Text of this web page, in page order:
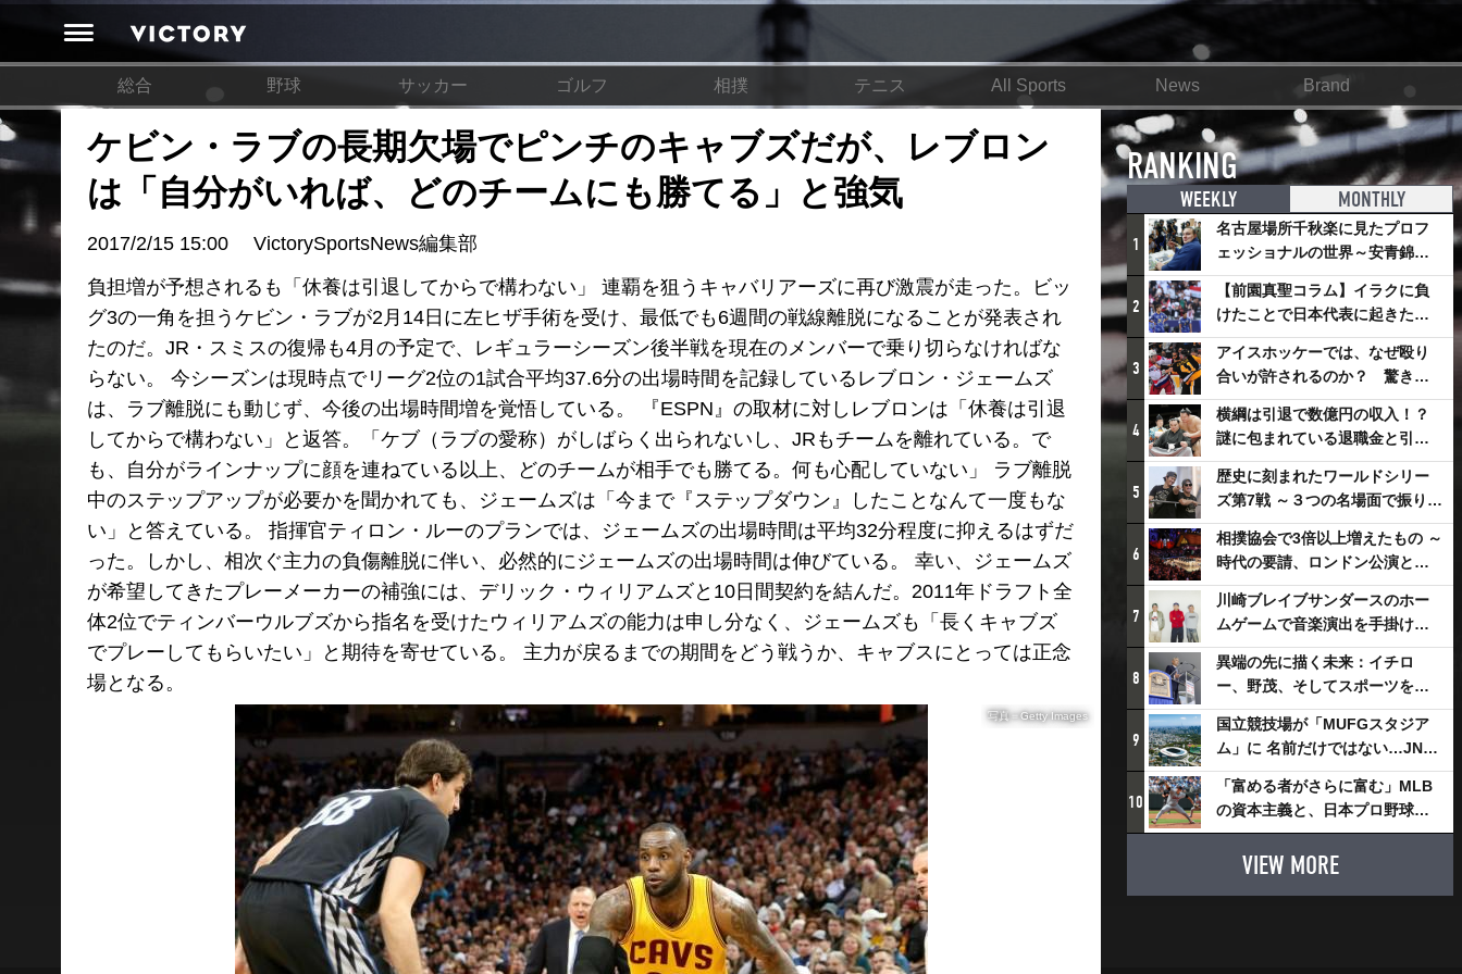
総合 野球 サッカー ゴルフ 相撲 テニス All Sports News Brand
ケビン・ラブの長期欠場でピンチのキャブズだが、レブロン
は「自分がいれば、どのチームにも勝てる」と強気
2017/2/15 15:00
VictorySportsNews編集部
負担増が予想されるも「休養は引退してからで構わない」 連覇を狙うキャバリアーズに再び激震が走った。ビッ
グ3の一角を担うケビン・ラブが2月14日に左ヒザ手術を受け、最低でも6週間の戦線離脱になることが発表され
たのだ。JR・スミスの復帰も4月の予定で、レギュラーシーズン後半戦を現在のメンバーで乗り切らなければな
らない。 今シーズンは現時点でリーグ2位の1試合平均37.6分の出場時間を記録しているレブロン・ジェームズ
は、ラブ離脱にも動じず、今後の出場時間増を覚悟している。 『ESPN』の取材に対しレブロンは「休養は引退
してからで構わない」と返答。「ケブ（ラブの愛称）がしばらく出られないし、JRもチームを離れている。で
も、自分がラインナップに顔を連ねている以上、どのチームが相手でも勝てる。何も心配していない」 ラブ離脱
中のステップアップが必要かを聞かれても、ジェームズは「今まで『ステップダウン』したことなんて一度もな
い」と答えている。 指揮官ティロン・ルーのプランでは、ジェームズの出場時間は平均32分程度に抑えるはずだ
った。しかし、相次ぐ主力の負傷離脱に伴い、必然的にジェームズの出場時間は伸びている。 幸い、ジェームズ
が希望してきたプレーメーカーの補強には、デリック・ウィリアムズと10日間契約を結んだ。2011年ドラフト全
体2位でティンバーウルブズから指名を受けたウィリアムズの能力は申し分なく、ジェームズも「長くキャブズ
でプレーしてもらいたい」と期待を寄せている。 主力が戻るまでの期間をどう戦うか、キャブスにとっては正念
場となる。
写真＝Getty Images
RANKING
WEEKLY MONTHLY
1
名古屋場所千秋楽に見たプロフ
ェッショナルの世界～安青錦の
優勝を巡るさまざまなドラマ
2
【前園真聖コラム】イラクに負
けたことで日本代表に起きたプ
ラスとは
3
アイスホッケーでは、なぜ殴り
合いが許されるのか？ 驚きの
「ファイティング」ルールにつ
いて
4
横綱は引退で数億円の収入！？
謎に包まれている退職金と引退
相撲興行
5
歴史に刻まれたワールドシリー
ズ第7戦 ～３つの名場面で振り返
る～
6
相撲協会で3倍以上増えたもの ～
時代の要請、ロンドン公演と古
式大相撲
7
川崎ブレイブサンダースのホー
ムゲームで音楽演出を手掛ける
スチャダラパーが川崎新！アリ
ーナシティ・プロジェクトを語
る 「楽しみでしかないでしょ。
川崎は、ずっと成長曲線だか
ら」
8
異端の先に描く未来：イチロ
ー、野茂、そしてスポーツを支
える科学界の挑戦
9
国立競技場が「MUFGスタジア
ム」に 名前だけではない…JNSE
とMUFGが“共創”し描く地域活
性化・社会価値創造の近未来図
とは
10
「富める者がさらに富む」MLB
の資本主義と、日本プロ野球が
踏み出せない一歩
VIEW MORE